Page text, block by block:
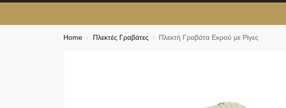
Home / Πλεκτές Γραβάτες / Πλεκτή Γραβάτα Εκρού με Ρίγες